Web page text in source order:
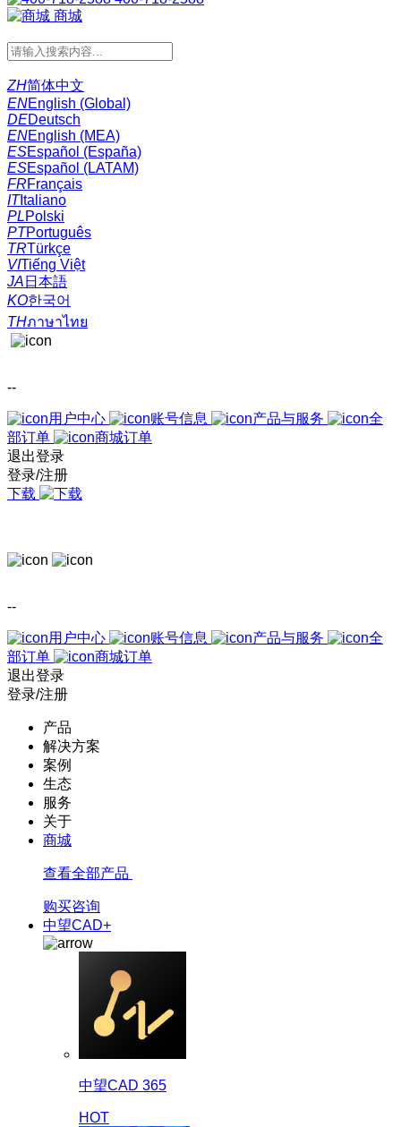
商城
ZH简体中文
ENEnglish (Global)
DEDeutsch
ENEnglish (MEA)
ESEspañol (España)
ESEspañol (LATAM)
FRFrançais
ITItaliano
PLPolski
PTPortuguês
TRTürkçe
VITiếng Việt
JA 日本語
KO한국어
THภาษาไทย
--
用户中心 账号信息 产品与服务
全
部订单
商城订单
退出登录
登录/注册
下载
--
用户中心 账号信息 产品与服务
全
部订单
商城订单
退出登录
登录/注册
产品
解决方案
案例
生态
服务
关于
商城
查看全部产品
购买咨询
中望CAD+
中望CAD 365
HOT